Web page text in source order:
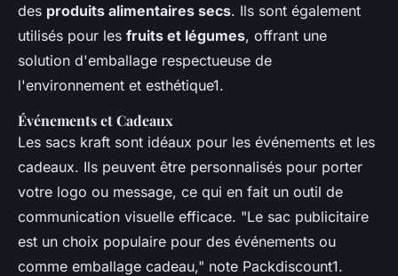
des produits alimentaires secs. Ils sont également
utilisés pour les fruits et légumes, offrant une
solution d'emballage respectueuse de
l'environnement et esthétique1.
Événements et Cadeaux
Les sacs kraft sont idéaux pour les événements et les
cadeaux. Ils peuvent être personnalisés pour porter
votre logo ou message, ce qui en fait un outil de
communication visuelle efficace. "Le sac publicitaire
est un choix populaire pour des événements ou
comme emballage cadeau," note Packdiscount1.